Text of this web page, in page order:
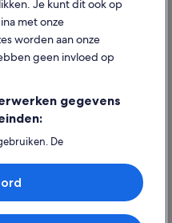
voor de inhoud op externe
Je kunt dit ook op
met onze
worden aan onze
geen invloed op
gegevens
De
en/of openen.
en content, advertentie-
en